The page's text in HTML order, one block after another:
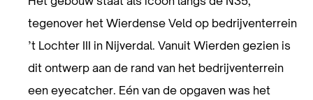
tegenover het Wierdense Veld op bedrijventerrein
’t Lochter III in Nijverdal. Vanuit Wierden gezien is
dit ontwerp aan de rand van het bedrijventerrein
een eyecatcher. Eén van de opgaven was het